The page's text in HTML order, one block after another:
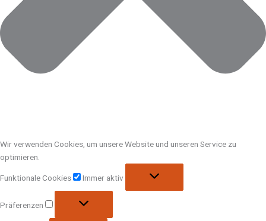
Wir verwenden Cookies, um unsere Website und unseren Service zu
optimieren.
Funktionale Cookies Immer aktiv
Präferenzen